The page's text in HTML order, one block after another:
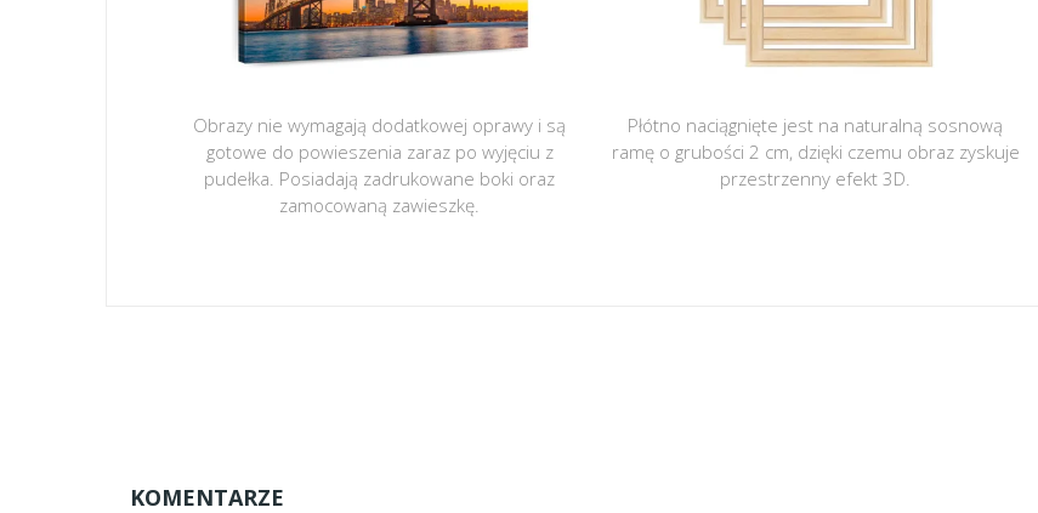
Obrazy nie wymagają dodatkowej oprawy i są
gotowe do powieszenia zaraz po wyjęciu z
pudełka. Posiadają zadrukowane boki oraz
zamocowaną zawieszkę.
Płótno naciągnięte jest na naturalną sosnową
ramę o grubości 2 cm, dzięki czemu obraz zyskuje
przestrzenny efekt 3D.
KOMENTARZE